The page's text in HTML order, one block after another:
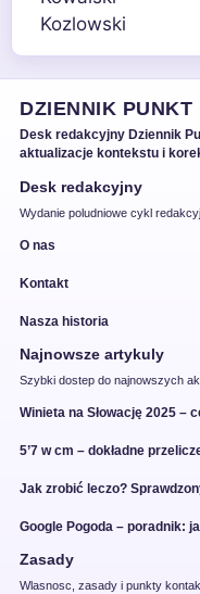
DZIENNIK PUNKT
Desk redakcyjny Dziennik
aktualizacje kontekstu i
Desk redakcyjny
Wydanie poludniowe cykl
O nas
Kontakt
Nasza historia
Najnowsze artykuly
Szybki dostep do najnowszych
Winieta na Słowację 2025 –
5’7 w cm – dokładne
Jak zrobić leczo?
Google Pogoda – poradnik:
Zasady
Wlasnosc, zasady i punkty